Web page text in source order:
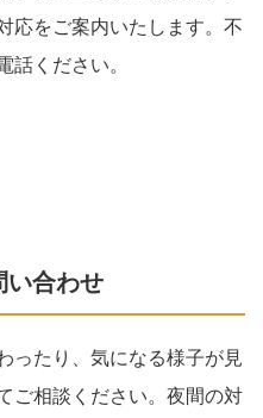
応をご案内いたします。不
話ください。
い合わせ
ったり、気になる様子が見
ご相談ください。夜間の対